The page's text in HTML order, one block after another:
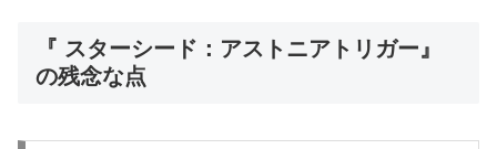
『 スターシード：アストニアトリガー』
の残念な点